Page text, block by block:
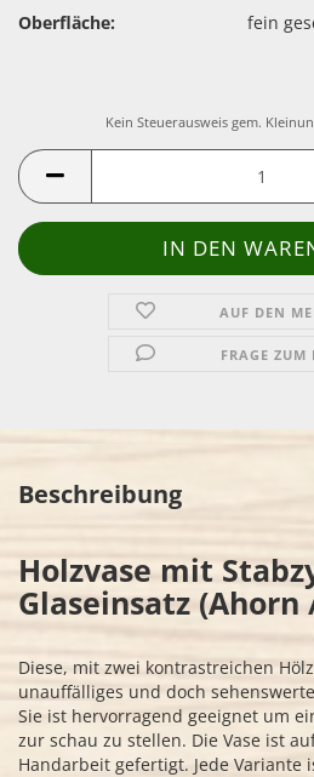
Oberfläche:
fein
Kein Steuerausweis gem.
AUF DEN
FRAGE ZUM
Beschreibung
Holzvase mit
Glaseinsatz (Ahorn
Diese, mit zwei kontrastreichen
unauffälliges und doch
Sie ist hervorragend geeignet um
zur schau zu stellen. Die Vase ist
Handarbeit gefertigt. Jede Variante